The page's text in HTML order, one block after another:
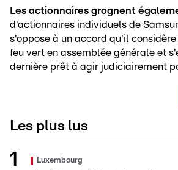
Les actionnaires grognent
d'actionnaires individuels de
s'oppose à un accord qu'il
feu vert en assemblée générale et
dernière prêt à agir judiciairement
Les plus lus
Luxembourg